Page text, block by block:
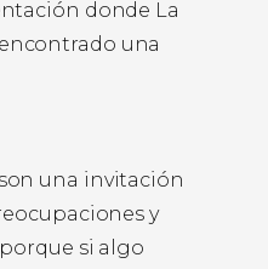
donde La
una
una invitación
y
si algo